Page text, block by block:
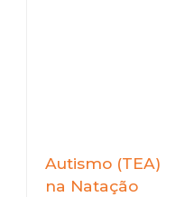
Autismo (TEA)
na Natação